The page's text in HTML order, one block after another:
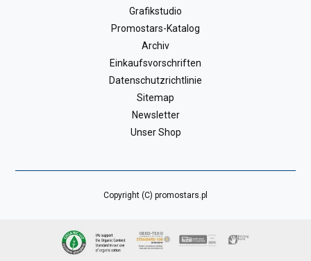
Grafikstudio
Promostars-Katalog
Archiv
Einkaufsvorschriften
Datenschutzrichtlinie
Sitemap
Newsletter
Unser Shop
Copyright (C) promostars.pl